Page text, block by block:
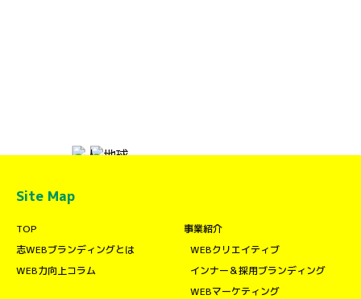
Site Map
TOP
志WEBブランディングとは
WEB力向上コラム
事業紹介
WEBクリエイティブ
インナー＆採用ブランディング
WEBマーケティング